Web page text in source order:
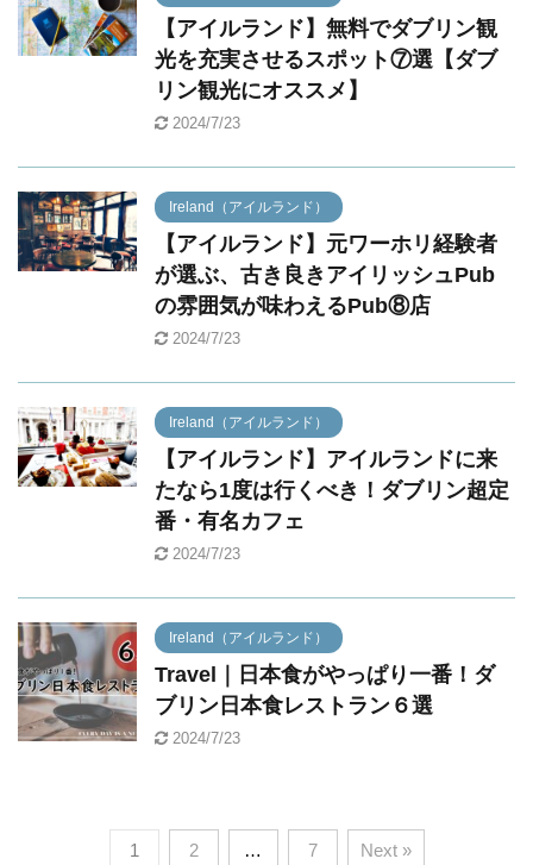
【アイルランド】無料でダブリン観
光を充実させるスポット⑦選【ダブ
リン観光にオススメ】
2024/7/23
Ireland（アイルランド）
【アイルランド】元ワーホリ経験者
が選ぶ、古き良きアイリッシュPub
の雰囲気が味わえるPub⑧店
2024/7/23
Ireland（アイルランド）
【アイルランド】アイルランドに来
たなら1度は行くべき！ダブリン超定
番・有名カフェ
2024/7/23
Ireland（アイルランド）
Travel｜日本食がやっぱり一番！ダ
ブリン日本食レストラン６選
2024/7/23
1 2 … 7 Next »